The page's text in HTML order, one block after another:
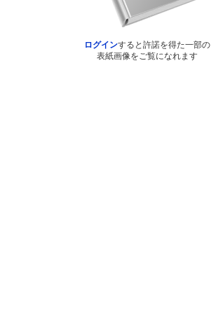
ログインすると許諾を得た一部の
表紙画像をご覧になれます